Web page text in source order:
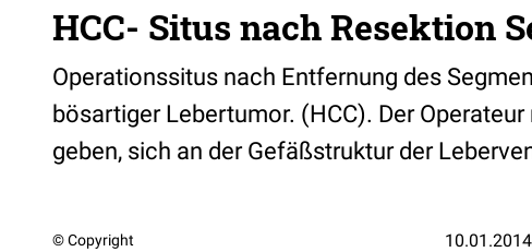
HCC- Situs nach Resektion
Operationssitus nach Entfernung des
bösartiger Lebertumor. (HCC). Der
geben, sich an der Gefäßstruktur der
© Copyright 10.01.2014